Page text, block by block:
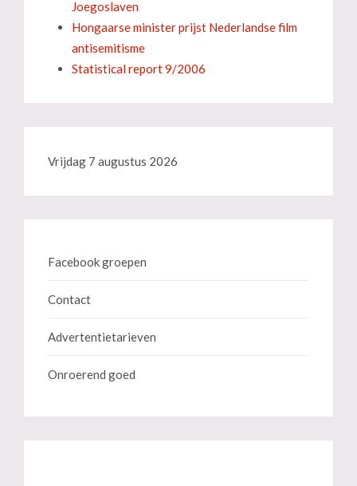
Joegoslaven
Hongaarse minister prijst Nederlandse film
antisemitisme
Statistical report 9/2006
Vrijdag 7 augustus 2026
Facebook groepen
Contact
Advertentietarieven
Onroerend goed